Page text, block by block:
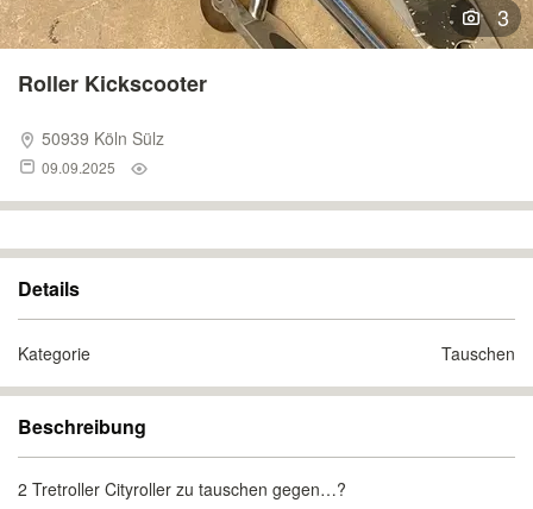
3
Roller Kickscooter
50939 Köln Sülz
09.09.2025
Details
Kategorie Tauschen
Beschreibung
2 Tretroller Cityroller zu tauschen gegen…?